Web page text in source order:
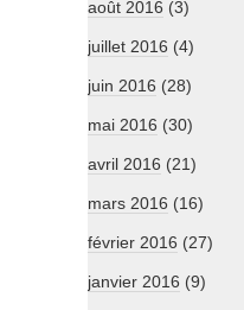
août 2016 (3)
juillet 2016 (4)
juin 2016 (28)
mai 2016 (30)
avril 2016 (21)
mars 2016 (16)
février 2016 (27)
janvier 2016 (9)